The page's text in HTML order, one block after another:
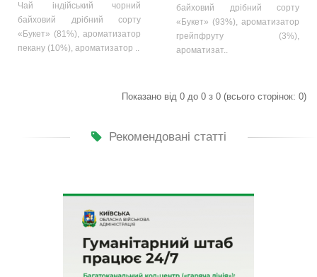
Чай індійський чорний
байховий дрібний сорту
«Букет» (81%), ароматизатор
пекану (10%), ароматизатор ..
байховий дрібний сорту
«Букет» (93%), ароматизатор
грейпфруту (3%),
ароматизат..
Показано від 0 до 0 з 0 (всього сторінок: 0)
Рекомендовані статті